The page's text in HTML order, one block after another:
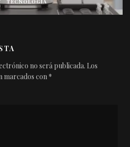
TECNOLOGIA
no será publicada. Los
marcados con *